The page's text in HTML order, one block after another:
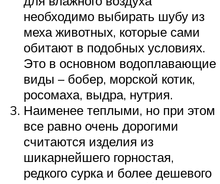
необходимо выбирать шубу из
меха животных, которые сами
обитают в подобных условиях.
Это в основном водоплавающие
виды – бобер, морской котик,
росомаха, выдра, нутрия.
Наименее теплыми, но при этом
все равно очень дорогими
считаются изделия из
шикарнейшего горностая,
редкого сурка и более дешевого